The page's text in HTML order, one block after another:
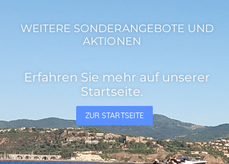
WEITERE SONDERANGEBOTE UND
AKTIONEN
Erfahren Sie mehr auf unserer
Startseite.
ZUR STARTSEITE